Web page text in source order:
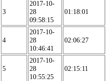
3
2017-10-
28
09:58:15
01:18:01
4
2017-10-
28
10:46:41
02:06:27
5
2017-10-
28
10:55:25
02:15:11